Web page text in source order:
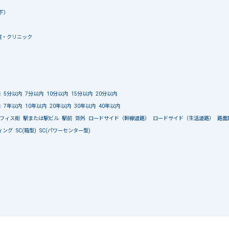
）
・クリニック
5分以内 7分以内 10分以内 15分以内 20分以内
7年以内 10年以内 20年以内 30年以内 40年以内
ィス街 駅または駅ビル 駅前 郊外 ロードサイド（幹線道路） ロードサイド（生活道路） 路面
ング SC(箱型) SC(パワーセンター型)